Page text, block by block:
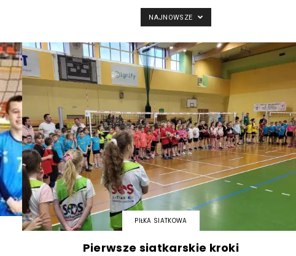
NAJNOWSZE
PIŁKA SIATKOWA
Pierwsze siatkarskie kroki